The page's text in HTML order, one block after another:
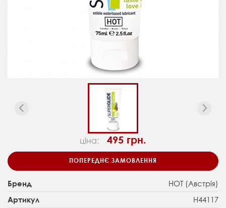
ціна: 495 грн.
ПОПЕРЕДНЄ ЗАМОВЛЕННЯ
Бренд HOT (Австрія)
Артикул H44117